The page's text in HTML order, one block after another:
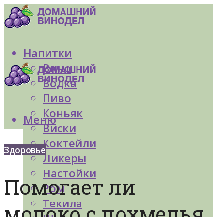
Напитки
Вино
Водка
Пиво
Коньяк
Виски
Коктейли
Ликеры
Настойки
Ром
Текила
Меню
Здоровье
Помогает ли